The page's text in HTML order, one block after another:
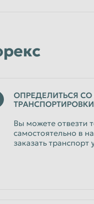
ОПРЕДЕЛИТЬСЯ
Вы можете отвезти
самостоятельно в
заказать транспорт